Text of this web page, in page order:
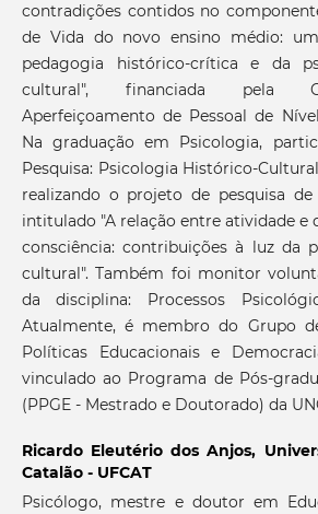
contradições contidos no
de Vida do novo ensino médio:
pedagogia histórico-crítica e da
cultural", financiada pela
Aperfeiçoamento de Pessoal de
Na graduação em Psicologia,
Pesquisa: Psicologia Histórico-
realizando o projeto de pesquisa
intitulado "A relação entre atividade e
consciência: contribuições à luz da
cultural". Também foi monitor
da disciplina: Processos
Atualmente, é membro do Grupo
Políticas Educacionais e
vinculado ao Programa de Pós-
(PPGE - Mestrado e Doutorado) da
Ricardo Eleutério dos Anjos,
Catalão - UFCAT
Psicólogo, mestre e doutor em